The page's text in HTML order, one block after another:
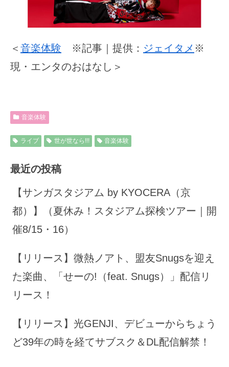
＜ 音楽体験 ※記事｜提供： ジェイタメ ※
現・エンタのおはなし＞
音楽体験
ライブ 世が世なら!!! 音楽体験
最近の投稿
【サンガスタジアム by KYOCERA（京
都）】（夏休み！スタジアム探検ツアー｜開
催8/15・16）
【リリース】微熱ノアト、盟友Snugsを迎え
た楽曲、「せーの!（feat. Snugs）」配信リ
リース！
【リリース】光GENJI、デビューからちょう
ど39年の時を経てサブスク＆DL配信解禁！